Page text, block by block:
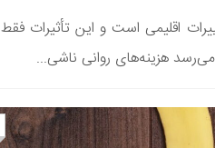
اقلیمی است و این تأثیرات فقط
هزینه‌های روانی ناشی...